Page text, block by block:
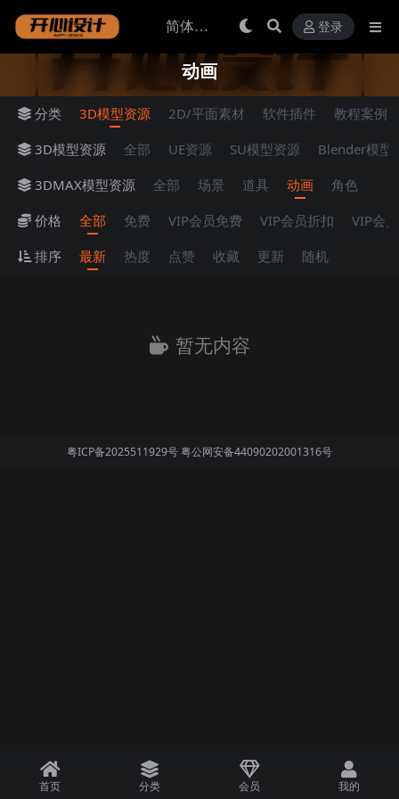
登录
动画
分类 3D模型资源 2D/平面素材 软件插件
教程案例
3D模型资源
全部 UE资源 SU模型资源
Blender模型
3DMAX模型资源
全部 场景 道具 动画
角色
价格
全部 免费 VIP会员免费 VIP会员折扣
VIP会
排序
最新 热度 点赞 收藏 更新 随机
暂无内容
粤ICP备2025511929号粤公网安备44090202001316号
首页 分类 会员 我的